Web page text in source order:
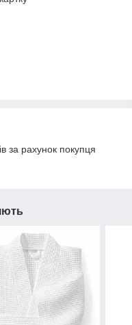
за рахунок покупця